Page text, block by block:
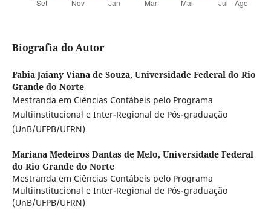
Biografia do Autor
Fabia Jaiany Viana de Souza, Universidade Federal do Rio
Grande do Norte
Mestranda em Ciências Contábeis pelo Programa
Multiinstitucional e Inter-Regional de Pós-graduação
(UnB/UFPB/UFRN)
Mariana Medeiros Dantas de Melo, Universidade Federal
do Rio Grande do Norte
Mestranda em Ciências Contábeis pelo Programa
Multiinstitucional e Inter-Regional de Pós-graduação
(UnB/UFPB/UFRN)